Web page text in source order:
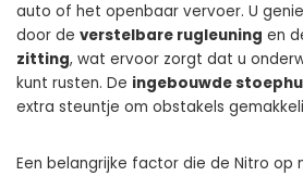
auto of het openbaar vervoer. U
door de verstelbare rugleuning en
zitting, wat ervoor zorgt dat u
kunt rusten. De ingebouwde
extra steuntje om obstakels
Een belangrijke factor die de Nitro op